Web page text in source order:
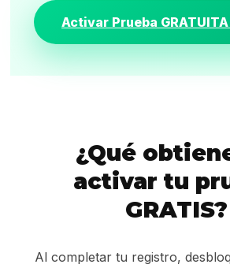
Activar Prueba
¿Qué
activar tu
GRATIS?
Al completar tu registro,